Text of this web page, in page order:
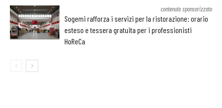
contenuto sponsorizzato
Sogemi rafforza i servizi per la ristorazione: orario
esteso e tessera gratuita per i professionisti
HoReCa